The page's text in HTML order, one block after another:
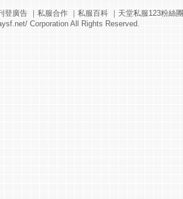
登廣告｜ 私服合作｜ 私服百科｜ 天堂私服123粉絲團
Corporation All Rights Reserved.